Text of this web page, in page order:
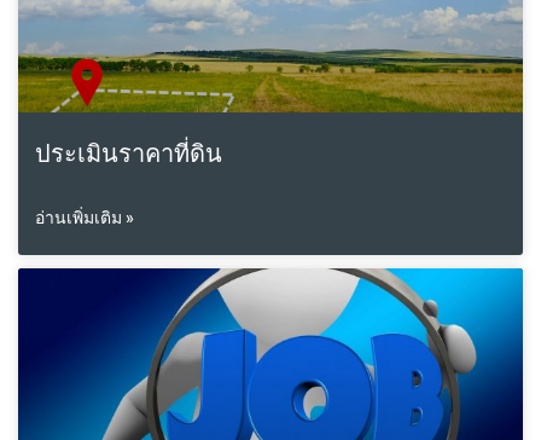
ประเมินราคาที่ดิน
อ่านเพิ่มเติม »